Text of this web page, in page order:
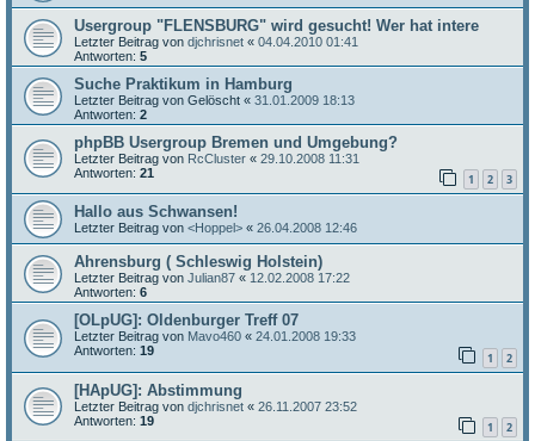
Usergroup "FLENSBURG" wird gesucht! Wer hat intere
Letzter Beitrag von djchrisnet « 04.04.2010 01:41
Antworten: 5
Suche Praktikum in Hamburg
Letzter Beitrag von Gelöscht « 31.01.2009 18:13
Antworten: 2
phpBB Usergroup Bremen und Umgebung?
Letzter Beitrag von RcCluster « 29.10.2008 11:31
Antworten: 21 1 2 3
Hallo aus Schwansen!
Letzter Beitrag von <Hoppel> « 26.04.2008 12:46
Ahrensburg ( Schleswig Holstein)
Letzter Beitrag von Julian87 « 12.02.2008 17:22
Antworten: 6
[OLpUG]: Oldenburger Treff 07
Letzter Beitrag von Mavo460 « 24.01.2008 19:33
Antworten: 19 1 2
[HApUG]: Abstimmung
Letzter Beitrag von djchrisnet « 26.11.2007 23:52
Antworten: 19 1 2